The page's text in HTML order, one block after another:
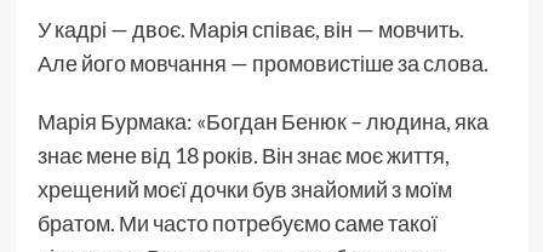
У кадрі — двоє. Марія співає, він — мовчить.
Але його мовчання — промовистіше за слова.
Марія Бурмака: «Богдан Бенюк – людина, яка
знає мене від 18 років. Він знає моє життя,
хрещений моєї дочки був знайомий з моїм
братом. Ми часто потребуємо саме такої